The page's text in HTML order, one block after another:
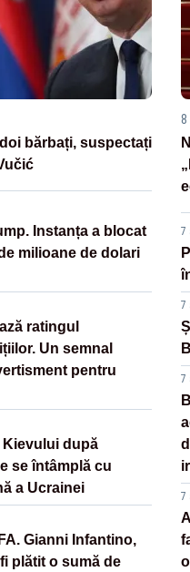
bărbați, suspectați
Instanța a blocat
milioane de dolari
ratingul
Un semnal
pentru
după
se întâmplă cu
a Ucrainei
Gianni Infantino,
plătit o sumă de
8
7
7
7
7